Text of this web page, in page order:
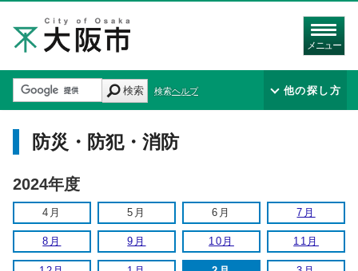
メニュー
検索 検索ヘルプ 他の探し方
防災・防犯・消防
2024年度
4月 5月 6月 7月
8月 9月 10月 11月